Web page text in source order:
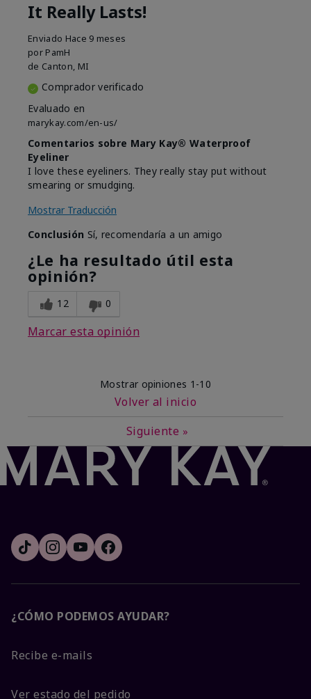
It Really Lasts!
Enviado Hace 9 meses
por PamH
de Canton, MI
Comprador verificado
Evaluado en
marykay.com/en-us/
Comentarios sobre Mary Kay® Waterproof
Eyeliner
I love these eyeliners. They really stay put without
smearing or smudging.
Mostrar Traducción
Conclusión Sí, recomendaría a un amigo
¿Le ha resultado útil esta
opinión?
12 0
Marcar esta opinión
Mostrar opiniones 1-10
Volver al inicio
Siguiente »
¿CÓMO PODEMOS AYUDAR?
Recibe e-mails
Ver estado del pedido